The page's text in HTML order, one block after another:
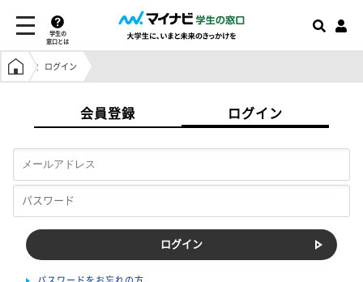
学生の
窓口とは
学生の窓口トップ
ログイン
会員登録 ログイン
パスワードをお忘れの方